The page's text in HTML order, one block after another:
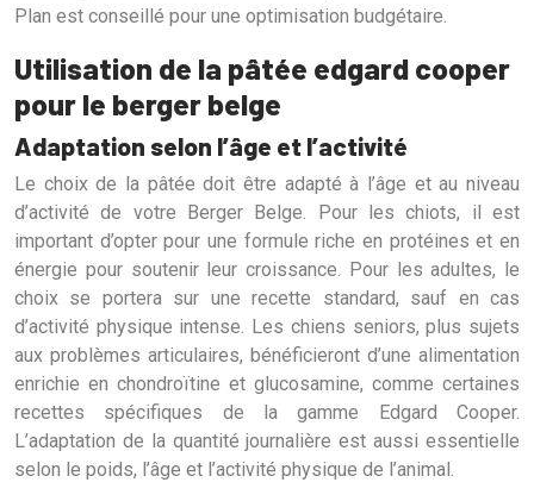
Plan est conseillé pour une optimisation budgétaire.
Utilisation de la pâtée edgard cooper
pour le berger belge
Adaptation selon l’âge et l’activité
Le choix de la pâtée doit être adapté à l’âge et au niveau
d’activité de votre Berger Belge. Pour les chiots, il est
important d’opter pour une formule riche en protéines et en
énergie pour soutenir leur croissance. Pour les adultes, le
choix se portera sur une recette standard, sauf en cas
d’activité physique intense. Les chiens seniors, plus sujets
aux problèmes articulaires, bénéficieront d’une alimentation
enrichie en chondroïtine et glucosamine, comme certaines
recettes spécifiques de la gamme Edgard Cooper.
L’adaptation de la quantité journalière est aussi essentielle
selon le poids, l’âge et l’activité physique de l’animal.